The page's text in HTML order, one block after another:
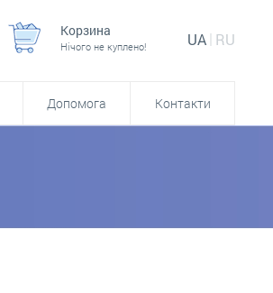
Корзина
Нічого не куплено! UA RU
Допомога Контакти